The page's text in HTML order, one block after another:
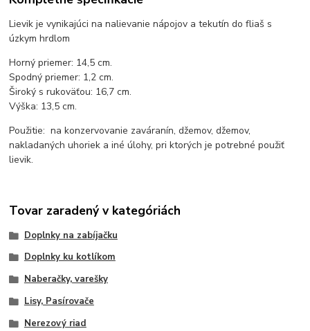
Lievik je vynikajúci na nalievanie nápojov a tekutín do fliaš s
úzkym hrdlom
Horný priemer: 14,5 cm.
Spodný priemer: 1,2 cm.
Široký s rukoväťou: 16,7 cm.
Výška: 13,5 cm.
Použitie: na konzervovanie zaváranín, džemov, džemov,
nakladaných uhoriek a iné úlohy, pri ktorých je potrebné použiť
lievik.
Tovar zaradený v kategóriách
Doplnky na zabíjačku
Doplnky ku kotlíkom
Naberačky, varešky
Lisy, Pasírovače
Nerezový riad